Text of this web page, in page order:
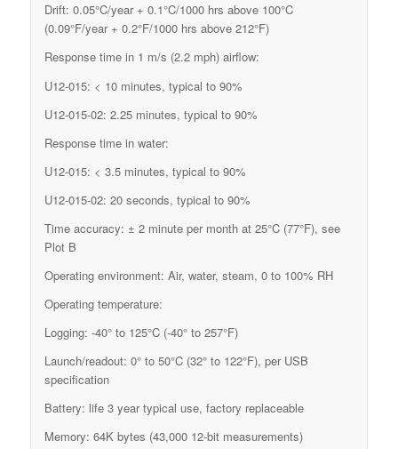
Drift: 0.05°C/year + 0.1°C/1000 hrs above 100°C
(0.09°F/year + 0.2°F/1000 hrs above 212°F)
Response time in 1 m/s (2.2 mph) airflow:
U12-015: < 10 minutes, typical to 90%
U12-015-02: 2.25 minutes, typical to 90%
Response time in water:
U12-015: < 3.5 minutes, typical to 90%
U12-015-02: 20 seconds, typical to 90%
Time accuracy: ± 2 minute per month at 25°C (77°F), see
Plot B
Operating environment: Air, water, steam, 0 to 100% RH
Operating temperature:
Logging: -40° to 125°C (-40° to 257°F)
Launch/readout: 0° to 50°C (32° to 122°F), per USB
specification
Battery: life 3 year typical use, factory replaceable
Memory: 64K bytes (43,000 12-bit measurements)